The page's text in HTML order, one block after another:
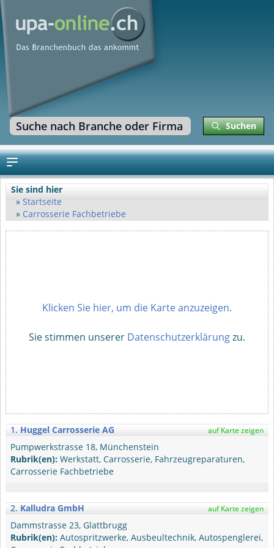
Suchen
Sie sind hier
Startseite
Carrosserie Fachbetriebe
Klicken Sie hier, um die Karte anzuzeigen.
Sie stimmen unserer Datenschutzerklärungzu.
1. Huggel Carrosserie AG auf Karte zeigen
Pumpwerkstrasse 18, Münchenstein
Rubrik(en): Werkstatt, Carrosserie, Fahrzeugreparaturen,
Carrosserie Fachbetriebe
2. Kalludra GmbH auf Karte zeigen
Dammstrasse 23, Glattbrugg
Rubrik(en): Autospritzwerke, Ausbeultechnik, Autospenglerei,